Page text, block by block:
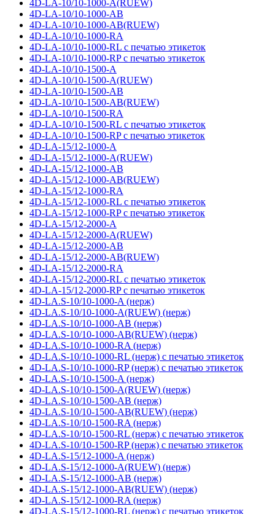
4D-LA-10/10-1000-A(RUEW)
4D-LA-10/10-1000-AB
4D-LA-10/10-1000-AB(RUEW)
4D-LA-10/10-1000-RA
4D-LA-10/10-1000-RL с печатью этикеток
4D-LA-10/10-1000-RP с печатью этикеток
4D-LA-10/10-1500-A
4D-LA-10/10-1500-A(RUEW)
4D-LA-10/10-1500-AB
4D-LA-10/10-1500-AB(RUEW)
4D-LA-10/10-1500-RA
4D-LA-10/10-1500-RL с печатью этикеток
4D-LA-10/10-1500-RP с печатью этикеток
4D-LA-15/12-1000-A
4D-LA-15/12-1000-A(RUEW)
4D-LA-15/12-1000-AB
4D-LA-15/12-1000-AB(RUEW)
4D-LA-15/12-1000-RA
4D-LA-15/12-1000-RL с печатью этикеток
4D-LA-15/12-1000-RP с печатью этикеток
4D-LA-15/12-2000-A
4D-LA-15/12-2000-A(RUEW)
4D-LA-15/12-2000-AB
4D-LA-15/12-2000-AB(RUEW)
4D-LA-15/12-2000-RA
4D-LA-15/12-2000-RL с печатью этикеток
4D-LA-15/12-2000-RP с печатью этикеток
4D-LA.S-10/10-1000-A (нерж)
4D-LA.S-10/10-1000-A(RUEW) (нерж)
4D-LA.S-10/10-1000-AB (нерж)
4D-LA.S-10/10-1000-AB(RUEW) (нерж)
4D-LA.S-10/10-1000-RA (нерж)
4D-LA.S-10/10-1000-RL (нерж) с печатью этикеток
4D-LA.S-10/10-1000-RP (нерж) с печатью этикеток
4D-LA.S-10/10-1500-A (нерж)
4D-LA.S-10/10-1500-A(RUEW) (нерж)
4D-LA.S-10/10-1500-AB (нерж)
4D-LA.S-10/10-1500-AB(RUEW) (нерж)
4D-LA.S-10/10-1500-RA (нерж)
4D-LA.S-10/10-1500-RL (нерж) с печатью этикеток
4D-LA.S-10/10-1500-RP (нерж) с печатью этикеток
4D-LA.S-15/12-1000-A (нерж)
4D-LA.S-15/12-1000-A(RUEW) (нерж)
4D-LA.S-15/12-1000-AB (нерж)
4D-LA.S-15/12-1000-AB(RUEW) (нерж)
4D-LA.S-15/12-1000-RA (нерж)
4D-LA.S-15/12-1000-RL (нерж) с печатью этикеток